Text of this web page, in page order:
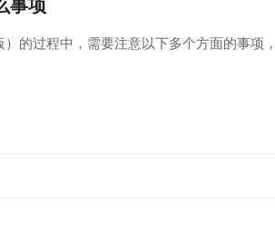
事项
的过程中，需要注意以下多个方面的事项